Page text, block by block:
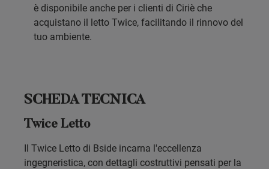
è disponibile anche per i clienti di Ciriè che
acquistano il letto Twice, facilitando il rinnovo del
tuo ambiente.
SCHEDA TECNICA
Twice Letto
Il Twice Letto di Bside incarna l'eccellenza
ingegneristica, con dettagli costruttivi pensati per la